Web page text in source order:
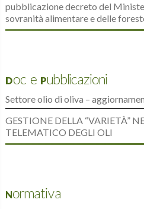
pubblicazione decreto del
sovranità alimentare e delle
Doc e Pubblicazioni
Settore olio di oliva –
GESTIONE DELLA “VARIETÀ”
TELEMATICO DEGLI OLI
Normativa